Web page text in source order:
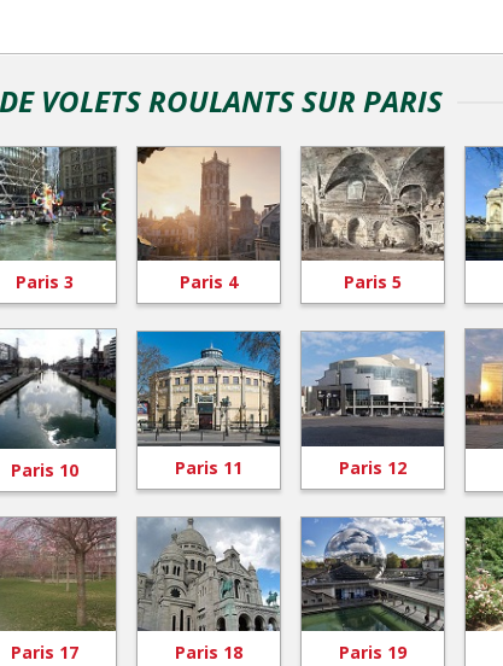
VOLETS ROULANTS SUR PARIS
Paris 3 Paris 4 Paris 5
Paris 10 Paris 11 Paris 12
Paris 17 Paris 18 Paris 19